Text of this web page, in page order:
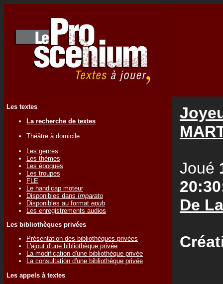
Les textes
La recherche de textes
Théâtre à domicile
Les genres
Les thèmes
Les époques
Les troupes
FLE
Le handicap moteur
Disponibles dans Imparato
Disponibles au format epub
Les enregistrements audios
Les bibliothèques privées
Présentation des bibliothèques privées
L'ajout d'une bibliothèque privée
La modification d'une bibliothèque privée
La consultation d'une bibliothèque privée
Les appels à textes
Joué
De